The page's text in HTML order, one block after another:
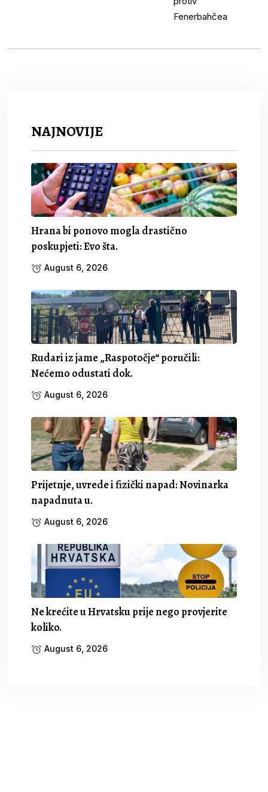
NAJNOVIJE
Hrana bi ponovo mogla drastično
poskupjeti: Evo šta.
August 6, 2026
Rudari iz jame „Raspotočje“ poručili:
Nećemo odustati dok.
August 6, 2026
Prijetnje, uvrede i fizički napad: Novinarka
napadnuta u.
August 6, 2026
Ne krećite u Hrvatsku prije nego provjerite
koliko.
August 6, 2026